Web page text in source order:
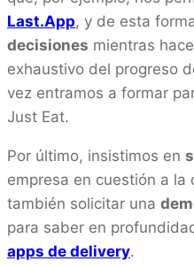
Last.App, y de esta
decisiones mientras
exhaustivo del progreso
vez entramos a formar
Just Eat.
Por último, insistimos en
empresa en cuestión a la
también solicitar una
para saber en
apps de delivery.